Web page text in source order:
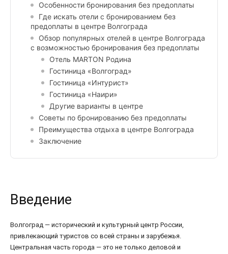
Особенности бронирования без предоплаты
Где искать отели с бронированием без
предоплаты в центре Волгограда
Обзор популярных отелей в центре Волгограда
с возможностью бронирования без предоплаты
Отель MARTON Родина
Гостиница «Волгоград»
Гостиница «Интурист»
Гостиница «Наири»
Другие варианты в центре
Советы по бронированию без предоплаты
Преимущества отдыха в центре Волгограда
Заключение
Введение
Волгоград — исторический и культурный центр России,
привлекающий туристов со всей страны и зарубежья.
Центральная часть города — это не только деловой и